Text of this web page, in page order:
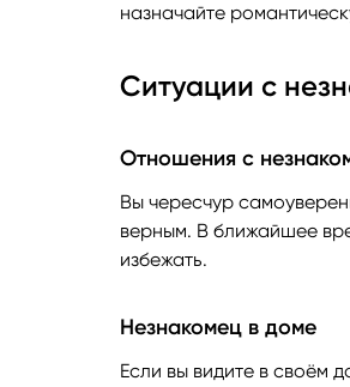
назначайте
Ситуации с
Отношения с
Вы чересчур
верным. В ближайшее
избежать.
Незнакомец в доме
Если вы видите в своём